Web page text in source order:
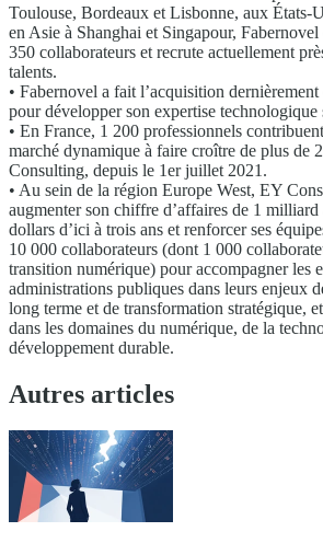
Toulouse, Bordeaux et Lisbonne, aux États-
en Asie à Shanghai et Singapour,
350 collaborateurs et recrute actuellement
talents.
• Fabernovel a fait l’acquisition dernièrement
pour développer son expertise technologique
• En France, 1 200 professionnels
marché dynamique à faire croître de plus de
Consulting, depuis le 1er juillet 2021.
• Au sein de la région Europe West, EY
augmenter son chiffre d’affaires de 1
dollars d’ici à trois ans et renforcer ses
10 000 collaborateurs (dont 1 000
transition numérique) pour accompagner les
administrations publiques dans leurs enjeux
long terme et de transformation stratégique,
dans les domaines du numérique, de la
développement durable.
Autres articles